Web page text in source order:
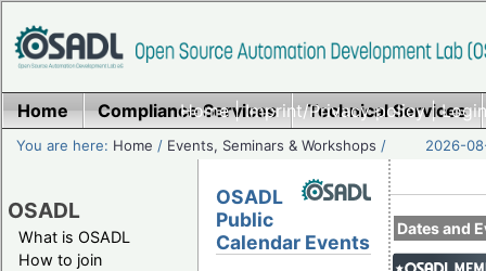
Home|Imprint/Privacy policy|
Home Compliance Services Technical Services
You are here: Home / Events, Seminars & Workshops / 2026-
OSADL
What is OSADL
How to join
Dates and
OSADL
Public
Calendar Events